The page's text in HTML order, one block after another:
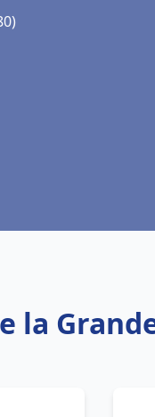
la